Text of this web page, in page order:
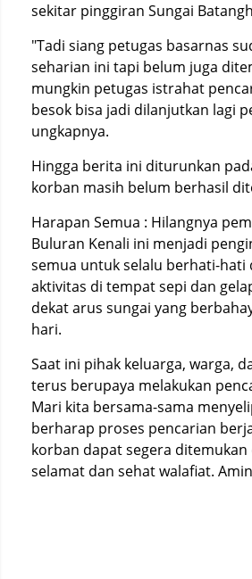
sekitar pinggiran Sungai
"Tadi siang petugas basarnas
seharian ini tapi belum juga
mungkin petugas istrahat
besok bisa jadi dilanjutkan lagi
ungkapnya.
Hingga berita ini diturunkan
korban masih belum berhasil
Harapan Semua : Hilangnya
Buluran Kenali ini menjadi
semua untuk selalu berhati-hati
aktivitas di tempat sepi dan
dekat arus sungai yang
hari.
Saat ini pihak keluarga, warga,
terus berupaya melakukan
Mari kita bersama-sama
berharap proses pencarian
korban dapat segera
selamat dan sehat walafiat.